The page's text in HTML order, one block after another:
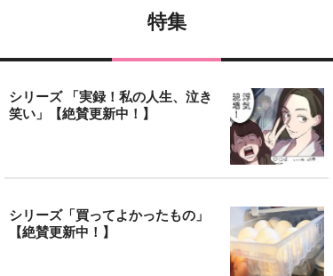
特集
シリーズ 「実録！私の人生、泣き
笑い」【絶賛更新中！】
シリーズ「買ってよかったもの」
【絶賛更新中！】